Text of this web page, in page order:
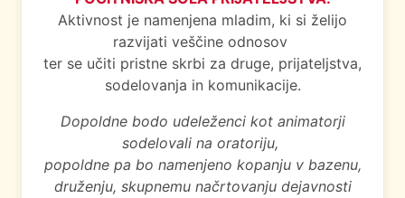
Aktivnost je namenjena mladim, ki si želijo
razvijati veščine odnosov
ter se učiti pristne skrbi za druge, prijateljstva,
sodelovanja in komunikacije.
Dopoldne bodo udeleženci kot animatorji
sodelovali na oratoriju,
popoldne pa bo namenjeno kopanju v bazenu,
druženju, skupnemu načrtovanju dejavnosti